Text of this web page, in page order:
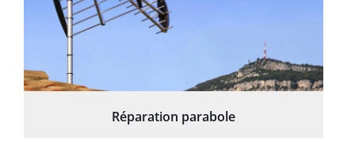
Réparation parabole